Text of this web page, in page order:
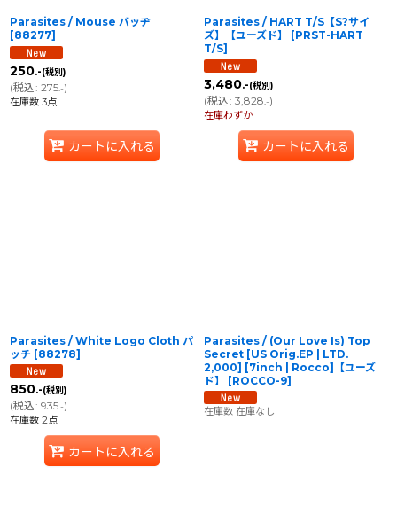
Parasites / Mouse バッヂ
[88277]
250.-(税別)
(税込: 275.-)
在庫数 3点
カートに入れる
Parasites / HART T/S【S?サイ
ズ】【ユーズド】
[PRST-HART
T/S]
3,480.-(税別)
(税込: 3,828.-)
在庫わずか
カートに入れる
Parasites / White Logo Cloth パ
ッチ [88278]
850.-(税別)
(税込: 935.-)
在庫数 2点
カートに入れる
Parasites / (Our Love Is) Top
Secret [US Orig.EP | LTD.
2,000] [7inch | Rocco]【ユーズ
ド】
[ROCCO-9]
在庫数 在庫なし